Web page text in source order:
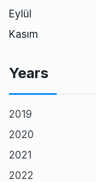
Eylül
Kasım
Years
2019
2020
2021
2022